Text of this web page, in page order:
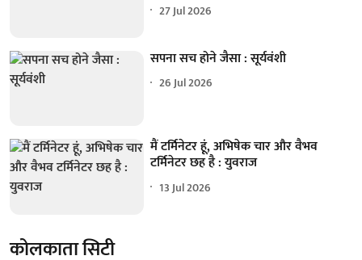
27 Jul 2026
सपना सच होने जैसा : सूर्यवंशी
26 Jul 2026
मैं टर्मिनेटर हूं, अभिषेक चार और वैभव
टर्मिनेटर छह है : युवराज
13 Jul 2026
कोलकाता सिटी